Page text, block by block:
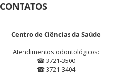
CONTATOS
Centro de Ciências da Saúde
Atendimentos odontológicos:
☎ 3721-3500
☎ 3721-3404